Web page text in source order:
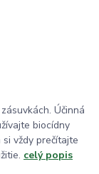
Účinná
biocídny
vždy prečítajte
celý popis